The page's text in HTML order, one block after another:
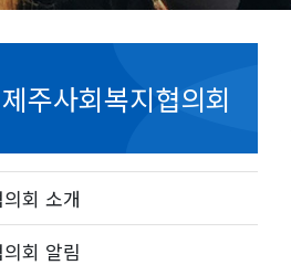
제주사회복지협의회
의회 소개
의회 알림